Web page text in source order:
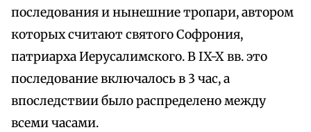
последования и нынешние тропари, автором
которых считают святого Софрония,
патриарха Иерусалимского. В IX-X вв. это
последование включалось в 3 час, а
впоследствии было распределено между
всеми часами.